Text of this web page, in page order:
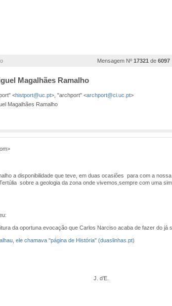
Mensagem Nº 17321 de 6097
Magalhães Ramalho
<histport@uc.pt>, "archport" <archport@ci.uc.pt>
Magalhães Ramalho
a disponibilidade que teve, em duas ocasiões para com a
sobre a geologia da zona onde vivemos,sempre com uma
da oportuna evocação que Carlos Narciso acaba de fazer do já
ele chamava "página de História" (duaslinhas.pt)